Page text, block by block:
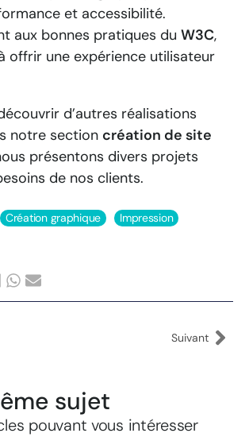
et accessibilité.
aux bonnes pratiques du W3C,
offrir une expérience utilisateur
d’autres réalisations
notre section création de site
présentons divers projets
de nos clients.
Création graphique Impression
Suivant
sujet
pouvant vous intéresser